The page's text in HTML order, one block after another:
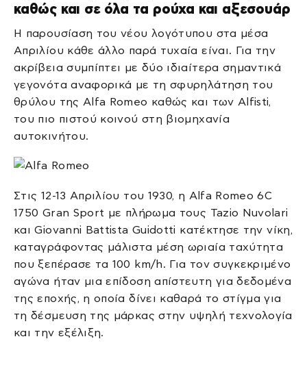
καθώς και σε όλα τα ρούχα και αξεσουάρ
Η παρουσίαση του νέου λογότυπου στα μέσα
Απριλίου κάθε άλλο παρά τυχαία είναι. Για την
ακρίβεια συμπίπτει με δύο ιδιαίτερα σημαντικά
γεγονότα αναφορικά με τη σφυρηλάτηση του
θρύλου της Alfa Romeo καθώς και των Alfisti,
του πιο πιστού κοινού στη βιομηχανία
αυτοκινήτου.
Στις 12-13 Απριλίου του 1930, η Alfa Romeo 6C
1750 Gran Sport με πλήρωμα τους Tazio Nuvolari
και Giovanni Battista Guidotti κατέκτησε την νίκη,
καταγράφοντας μάλιστα μέση ωριαία ταχύτητα
που ξεπέρασε τα 100 km/h. Για τον συγκεκριμένο
αγώνα ήταν μια επίδοση απίστευτη για δεδομένα
της εποχής, η οποία δίνει καθαρά το στίγμα για
τη δέσμευση της μάρκας στην υψηλή τεχνολογία
και την εξέλιξη.